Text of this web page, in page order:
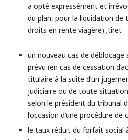
a opté expressément et
du plan, pour la liquidation de
droits en rente viagère) ;tiret
un nouveau cas de
prévu (en cas de cessation
titulaire à la suite d’un
judiciaire ou de toute
selon le président du tribunal
l’occasion d’une procédure de
le taux réduit du forfait social